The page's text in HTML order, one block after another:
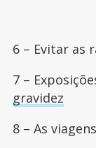
6 – Evitar as
7 –
gravidez
8 – As